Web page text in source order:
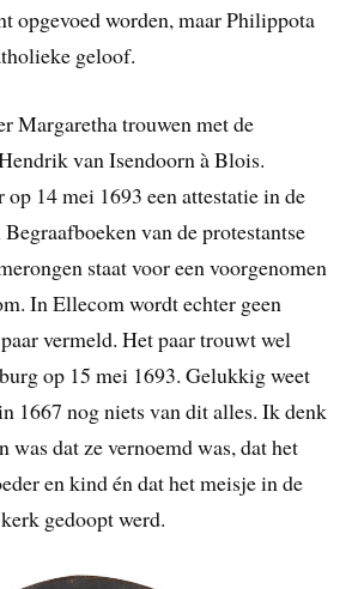
opgevoed worden, maar Philippota
geloof.
Margaretha trouwen met de
van Isendoorn à Blois.
14 mei 1693 een attestatie in de
van de protestantse
staat voor een voorgenomen
In Ellecom wordt echter geen
vermeld. Het paar trouwt wel
op 15 mei 1693. Gelukkig weet
1667 nog niets van dit alles. Ik denk
was dat ze vernoemd was, dat het
en kind én dat het meisje in de
gedoopt werd.